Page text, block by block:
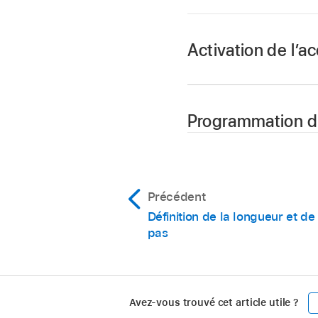
Activation de
Faites glisser le
Programmation
Précédent
Définition de la longueur et
pas
Avez-vous trouvé cet article utile ?